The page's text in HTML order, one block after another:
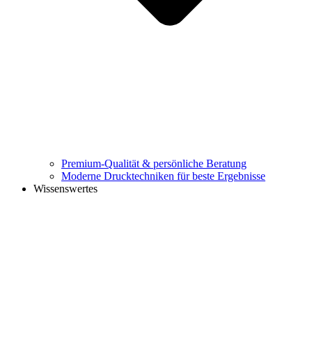
Premium-Qualität & persönliche Beratung
Moderne Drucktechniken für beste Ergebnisse
Wissenswertes